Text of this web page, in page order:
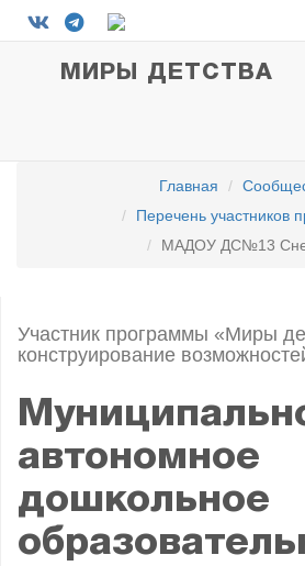
МИРЫ ДЕТСТВА
Главная
Перечень участников
МАДОУ ДС№13
Участник программы «Миры
конструирование
автономное
дошкольное